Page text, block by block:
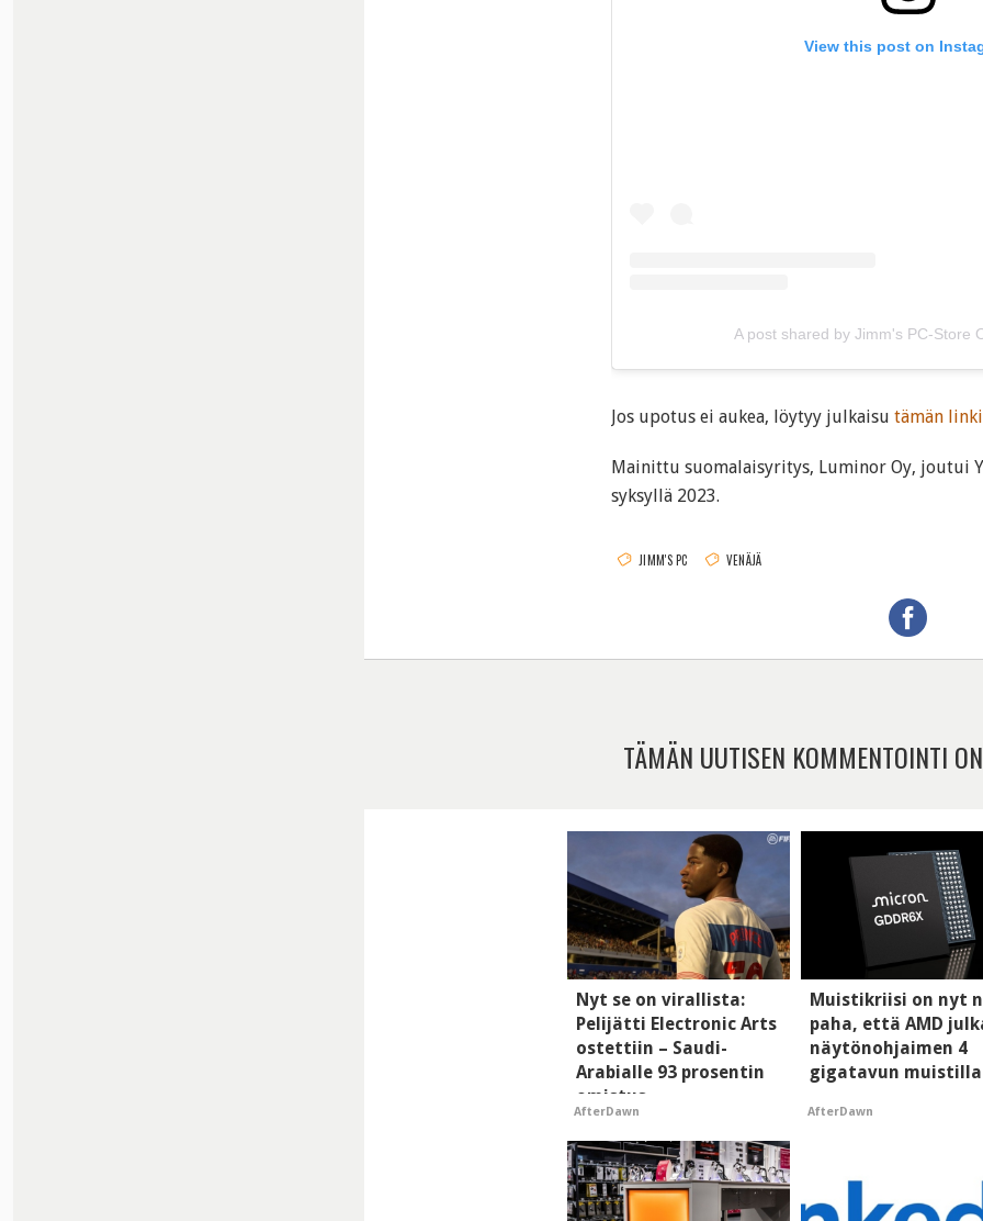
View this post on
A post shared by Jimm's PC-Store
Jos upotus ei aukea, löytyy julkaisu tämän
Mainittu suomalaisyritys, Luminor Oy, joutui
syksyllä 2023.
JIMM'S PC VENÄJÄ
TÄMÄN UUTISEN KOMMENTOINTI
Nyt se on virallista:
Pelijätti Electronic Arts
ostettiin – Saudi-
Arabialle 93 prosentin
omistus
AfterDawn
Muistikriisi on nyt
paha, että AMD
näytönohjaimen 4
gigatavun muistilla
AfterDawn